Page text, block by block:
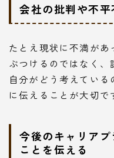
会社の批判や不
たとえ現状に不満があ
ぶつけるのではなく、
自分がどう考えてい
に伝えることが大切で
今後のキャリア
ことを伝える